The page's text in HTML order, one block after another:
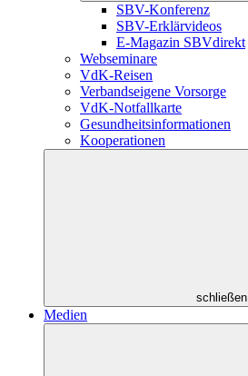
SBV-Konferenz
SBV-Erklärvideos
E-Magazin SBVdirekt
Webseminare
VdK-Reisen
Verbandseigene Vorsorge
VdK-Notfallkarte
Gesundheitsinformationen
Kooperationen
schließen
Medien